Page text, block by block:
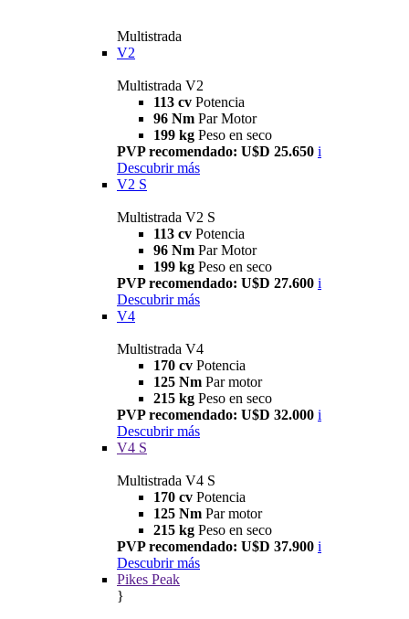
Multistrada
V2
Multistrada V2
113 cv Potencia
96 Nm Par Motor
199 kg Peso en seco
PVP recomendado: U$D 25.650 i
Descubrir más
V2 S
Multistrada V2 S
113 cv Potencia
96 Nm Par Motor
199 kg Peso en seco
PVP recomendado: U$D 27.600 i
Descubrir más
V4
Multistrada V4
170 cv Potencia
125 Nm Par motor
215 kg Peso en seco
PVP recomendado: U$D 32.000 i
Descubrir más
V4 S
Multistrada V4 S
170 cv Potencia
125 Nm Par motor
215 kg Peso en seco
PVP recomendado: U$D 37.900 i
Descubrir más
Pikes Peak
}